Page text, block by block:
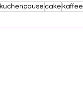
kuchenpause cake kaffee